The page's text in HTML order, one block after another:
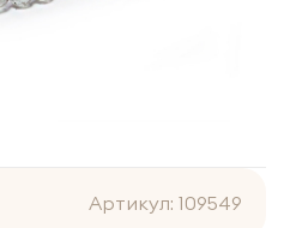
Артикул: 109549